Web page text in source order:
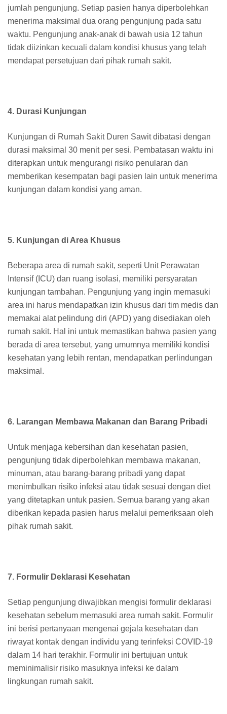
jumlah pengunjung. Setiap pasien hanya diperbolehkan
menerima maksimal dua orang pengunjung pada satu
waktu. Pengunjung anak-anak di bawah usia 12 tahun
tidak diizinkan kecuali dalam kondisi khusus yang telah
mendapat persetujuan dari pihak rumah sakit.
4. Durasi Kunjungan
Kunjungan di Rumah Sakit Duren Sawit dibatasi dengan
durasi maksimal 30 menit per sesi. Pembatasan waktu ini
diterapkan untuk mengurangi risiko penularan dan
memberikan kesempatan bagi pasien lain untuk menerima
kunjungan dalam kondisi yang aman.
5. Kunjungan di Area Khusus
Beberapa area di rumah sakit, seperti Unit Perawatan
Intensif (ICU) dan ruang isolasi, memiliki persyaratan
kunjungan tambahan. Pengunjung yang ingin memasuki
area ini harus mendapatkan izin khusus dari tim medis dan
memakai alat pelindung diri (APD) yang disediakan oleh
rumah sakit. Hal ini untuk memastikan bahwa pasien yang
berada di area tersebut, yang umumnya memiliki kondisi
kesehatan yang lebih rentan, mendapatkan perlindungan
maksimal.
6. Larangan Membawa Makanan dan Barang Pribadi
Untuk menjaga kebersihan dan kesehatan pasien,
pengunjung tidak diperbolehkan membawa makanan,
minuman, atau barang-barang pribadi yang dapat
menimbulkan risiko infeksi atau tidak sesuai dengan diet
yang ditetapkan untuk pasien. Semua barang yang akan
diberikan kepada pasien harus melalui pemeriksaan oleh
pihak rumah sakit.
7. Formulir Deklarasi Kesehatan
Setiap pengunjung diwajibkan mengisi formulir deklarasi
kesehatan sebelum memasuki area rumah sakit. Formulir
ini berisi pertanyaan mengenai gejala kesehatan dan
riwayat kontak dengan individu yang terinfeksi COVID-19
dalam 14 hari terakhir. Formulir ini bertujuan untuk
meminimalisir risiko masuknya infeksi ke dalam
lingkungan rumah sakit.